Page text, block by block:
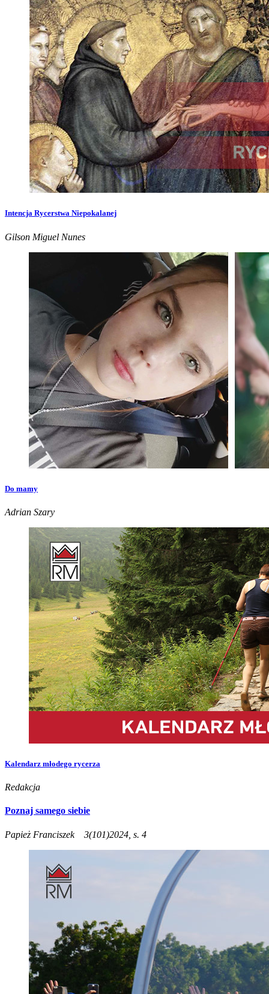
Intencja Rycerstwa Niepokalanej
Gilson Miguel Nunes
Do mamy
Adrian Szary
Kalendarz młodego rycerza
Redakcja
Poznaj samego siebie
Papież Franciszek 3(101)2024, s. 4